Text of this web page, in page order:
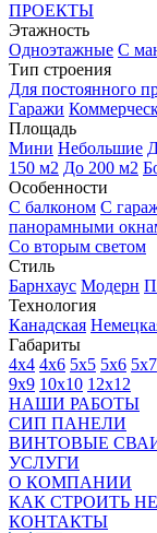
ПРОЕКТЫ
Этажность
Одноэтажные С
Тип строения
Для постоянного
Гаражи
Площадь
Мини Небольшие
150 м2 До 200 м2
Особенности
С балконом С
панорамными
Со вторым светом
Стиль
Барнхаус Модерн
Технология
Канадская
Габариты
4х4 4х6 5х5 5х6 5х7
9х9 10х10 12х12
НАШИ РАБОТЫ
СИП ПАНЕЛИ
ВИНТОВЫЕ
УСЛУГИ
О КОМПАНИИ
КАК СТРОИТЬ
КОНТАКТЫ